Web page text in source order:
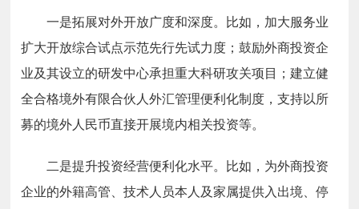
一是拓展对外开放广度和深度。比如，加大服务业
扩大开放综合试点示范先行先试力度；鼓励外商投资企
业及其设立的研发中心承担重大科研攻关项目；建立健
全合格境外有限合伙人外汇管理便利化制度，支持以所
募的境外人民币直接开展境内相关投资等。
二是提升投资经营便利化水平。比如，为外商投资
企业的外籍高管、技术人员本人及家属提供入出境、停